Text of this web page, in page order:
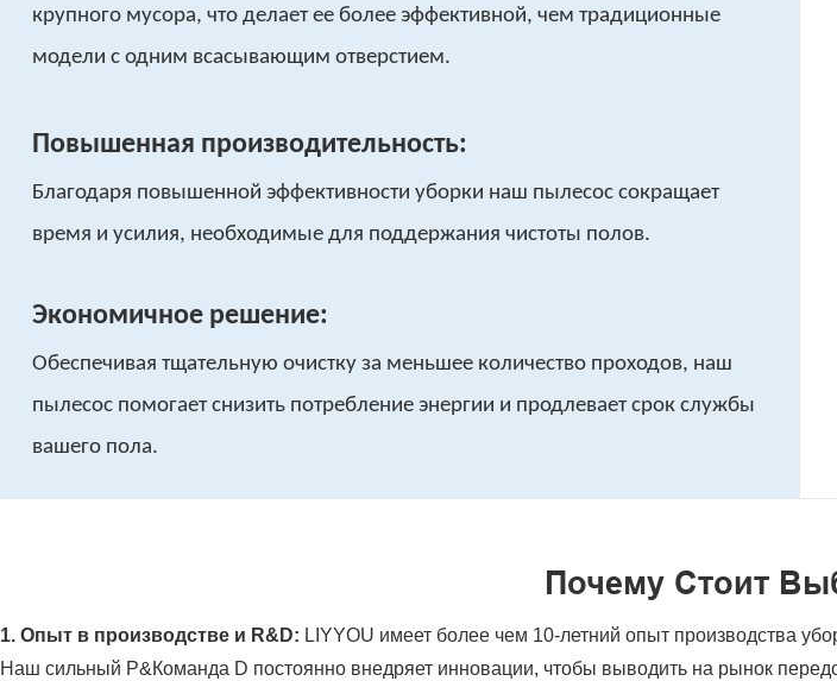
крупного мусора, что делает ее более эффективной, чем традиционные
модели с одним всасывающим отверстием.
Повышенная производительность:
Благодаря повышенной эффективности уборки наш пылесос сокращает
время и усилия, необходимые для поддержания чистоты полов.
Экономичное решение:
Обеспечивая тщательную очистку за меньшее количество проходов, наш
пылесос помогает снизить потребление энергии и продлевает срок службы
вашего пола.
Почему Стоит
1. Опыт в производстве и R&D: LIYYOU имеет более чем 10-летний опыт производства
Наш сильный Р&Команда D постоянно внедряет инновации, чтобы выводить на рынок